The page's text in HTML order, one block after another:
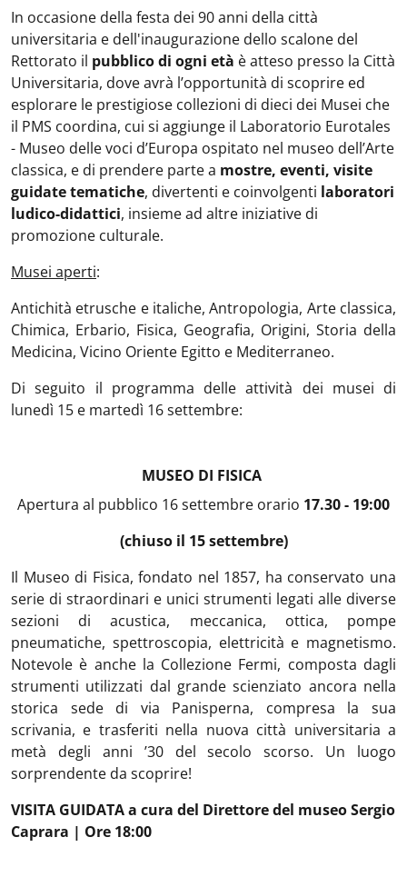
In occasione della festa dei 90 anni della città
universitaria e dell'inaugurazione dello scalone del
Rettorato il pubblico di ogni età è atteso presso la Città
Universitaria, dove avrà l’opportunità di scoprire ed
esplorare le prestigiose collezioni di dieci dei Musei che
il PMS coordina, cui si aggiunge il Laboratorio Eurotales
- Museo delle voci d’Europa ospitato nel museo dell’Arte
classica, e di prendere parte a mostre, eventi, visite
guidate tematiche, divertenti e coinvolgenti laboratori
ludico-didattici, insieme ad altre iniziative di
promozione culturale.
Musei aperti:
Antichità etrusche e italiche, Antropologia, Arte classica,
Chimica, Erbario, Fisica, Geografia, Origini, Storia della
Medicina, Vicino Oriente Egitto e Mediterraneo.
Di seguito il programma delle attività dei musei di
lunedì 15 e martedì 16 settembre:
MUSEO DI FISICA
Apertura al pubblico 16 settembre orario 17.30 - 19:00
(chiuso il 15 settembre)
Il Museo di Fisica, fondato nel 1857, ha conservato una
serie di straordinari e unici strumenti legati alle diverse
sezioni di acustica, meccanica, ottica, pompe
pneumatiche, spettroscopia, elettricità e magnetismo.
Notevole è anche la Collezione Fermi, composta dagli
strumenti utilizzati dal grande scienziato ancora nella
storica sede di via Panisperna, compresa la sua
scrivania, e trasferiti nella nuova città universitaria a
metà degli anni ’30 del secolo scorso. Un luogo
sorprendente da scoprire!
VISITA GUIDATA a cura del Direttore del museo Sergio
Caprara | Ore 18:00